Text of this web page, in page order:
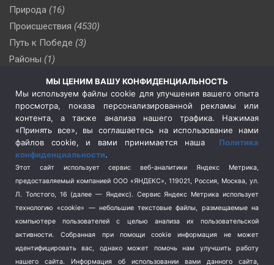
Природа (16)
Происшествия (4530)
Путь к Победе (3)
Районы (1)
(510)
Сельское хозяйство (3)
Социальная политика
(3)
Спецоперация в Украине
Спецоперация на Украине
(404)
Спорт (740)
Терроризм (1)
Транспорт (262)
Туризм (178)
МЫ ЦЕНИМ ВАШУ КОНФИДЕНЦИАЛЬНОСТЬ
Мы используем файлы cookie для улучшения вашего опыта
просмотра, показа персонализированной рекламы или
контента, а также анализа нашего трафика. Нажимая
«Принять все», вы соглашаетесь на использование нами
файлов cookie, и вами принимается наша Политика
конфиденциальности.
Этот сайт использует сервис веб-аналитики Яндекс Метрика,
предоставляемый компанией ООО «ЯНДЕКС», 119021, Россия, Москва, ул.
Л. Толстого, 16 (далее — Яндекс). Сервис Яндекс Метрика использует
технологию «cookie» — небольшие текстовые файлы, размещаемые на
компьютере пользователей с целью анализа их пользовательской
активности.
Собранная при помощи cookie информация не может
идентифицировать вас, однако может помочь нам улучшить работу
нашего сайта. Информация об использовании вами данного сайта,